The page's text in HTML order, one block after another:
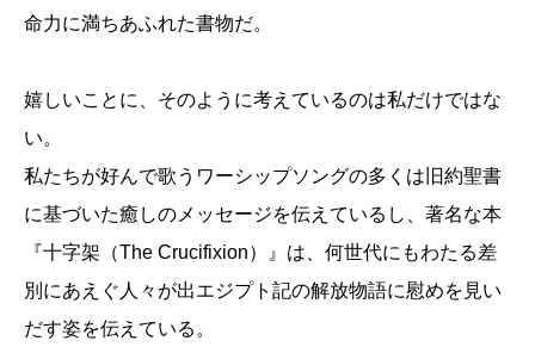
命力に満ちあふれた書物だ。
嬉しいことに、そのように考えているのは私だけではな
い。
私たちが好んで歌うワーシップソングの多くは旧約聖書
に基づいた癒しのメッセージを伝えているし、著名な本
『十字架（The Crucifixion）』は、何世代にもわたる差
別にあえぐ人々が出エジプト記の解放物語に慰めを見い
だす姿を伝えている。